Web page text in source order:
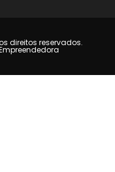
direitos reservados.